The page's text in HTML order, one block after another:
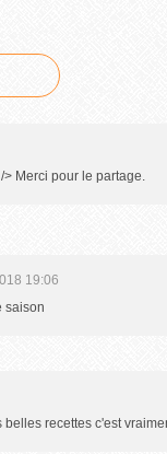
> Merci pour le partage.
19:06
saison
recettes c'est